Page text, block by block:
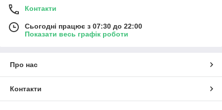
Контакти
Сьогодні працює з 07:30 до 22:00
Показати весь графік роботи
Про нас
Контакти